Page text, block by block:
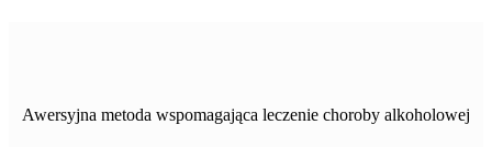
Awersyjna metoda wspomagająca leczenie choroby alkoholowej